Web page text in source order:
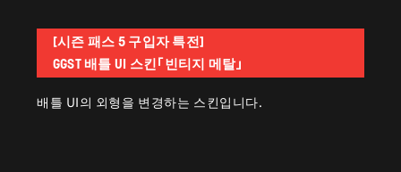
[시즌 패스 5 구입자 특전]
GGST 배틀 UI 스킨「빈티지 메탈」
배틀 UI의 외형을 변경하는 스킨입니다.